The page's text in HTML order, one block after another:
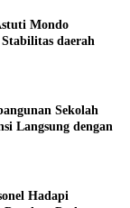
Mondo
daerah
Sekolah
Langsung dengan
Hadapi